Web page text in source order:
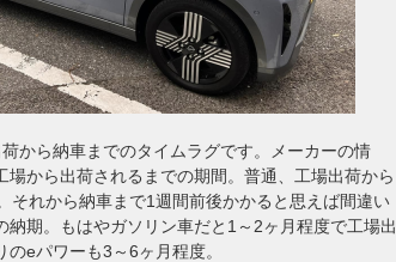
から納車までのタイムラグです。メーカーの情
場から出荷されるまでの期間。普通、工場出荷から
それから納車まで1週間前後かかると思えば間違い
納期。もはやガソリン車だと1～2ヶ月程度で工場出
eパワーも3～6ヶ月程度。